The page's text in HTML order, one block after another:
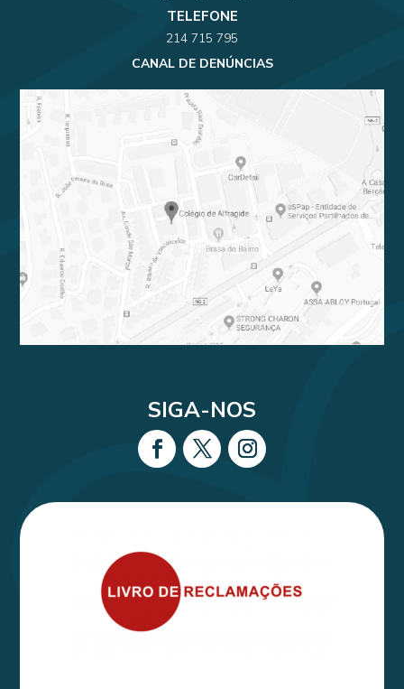
TELEFONE
214 715 795
CANAL DE DENÚNCIAS
SIGA-NOS